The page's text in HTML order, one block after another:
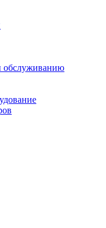
обслуживанию